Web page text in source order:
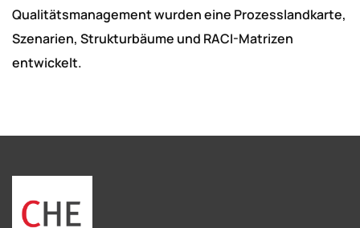
Qualitätsmanagement wurden eine Prozesslandkarte,
Szenarien, Strukturbäume und RACI-Matrizen
entwickelt.